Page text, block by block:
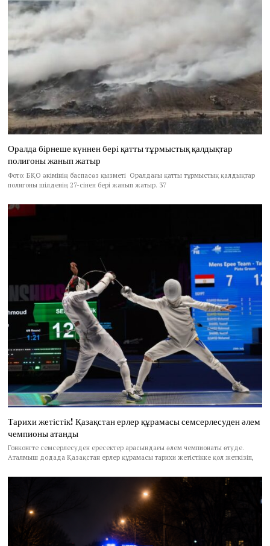
Оралда бірнеше күннен бері қатты тұрмыстық қалдықтар
полигоны жанып жатыр
Фото: БҚО әкімінің баспасөз қызметі Оралдағы қатты тұрмыстық қалдықтар
полигоны шілденің 27-сінен бері жанып жатыр. 37
Тарихи жетістік! Қазақстан ерлер құрамасы семсерлесуден әлем
чемпионы атанды
Гонконгте семсерлесуден ересектер арасындағы әлем чемпионаты өтуде.
Аталмыш додада Қазақстан ерлер құрамасы тарихи жетістікке қол жеткізіп,